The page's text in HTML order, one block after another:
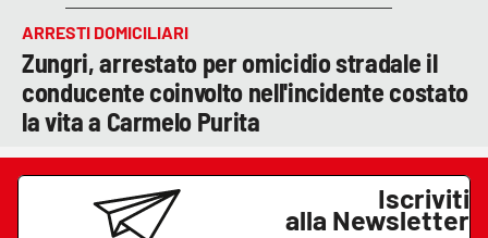
ARRESTI DOMICILIARI
Zungri, arrestato per omicidio stradale il
conducente coinvolto nell'incidente costato
la vita a Carmelo Purita
Iscriviti
alla Newsletter